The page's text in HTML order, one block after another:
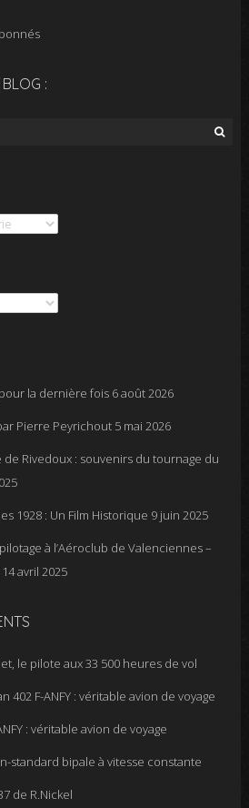
:
pour la dernière fois 6 août 2026
Pierre Peyrichout 5 mai 2026
de Rivedoux : souvenirs du tournage du
1928 : Un Film Historique 9 juin 2025
à l’Aéroclub de Valenciennes –
14 avril 2025
le pilote aux 33 500 heures de vol
402 F-ANFY : véritable avion de voyage
: véritable avion de voyage
standard bipale à vitesse constante
de R.Nickel